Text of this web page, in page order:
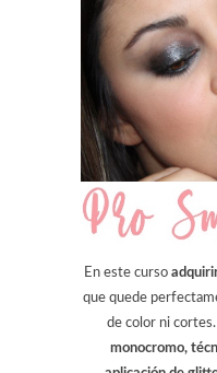
En este curso
que quede
de color ni cortes.
monocromo,